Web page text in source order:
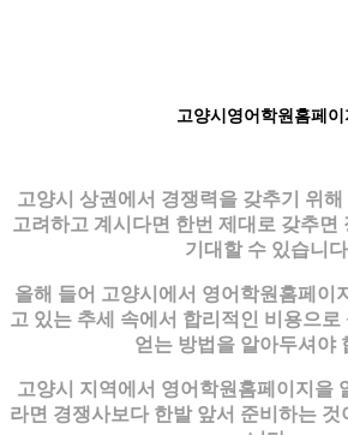
고양시영어학원홈페이
고양시 상권에서 경쟁력을 갖추기 위
고려하고 계시다면 한번 제대로 갖추면
기대할 수 있습니
올해 들어 고양시에서 영어학원홈페이
고 있는 추세 속에서 합리적인 비용으
얻는 방법을 알아두셔야
고양시 지역에서 영어학원홈페이지을
라면 경쟁사보다 한발 앞서 준비하는 것